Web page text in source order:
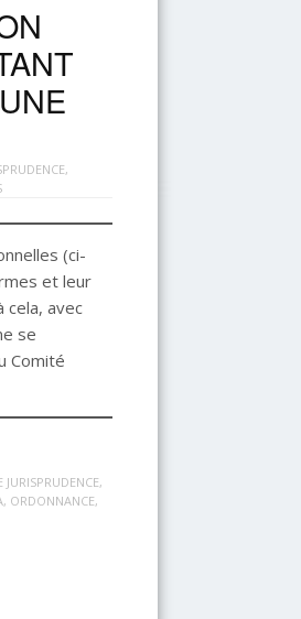
,
(ci-
et leur
cela, avec
se
Comité
,
, ORDONNANCE,